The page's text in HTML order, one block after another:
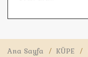
Ana Sayfa / KÜPE /